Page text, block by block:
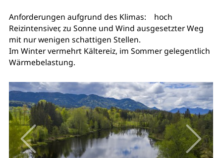
Anforderungen aufgrund des Klimas: hoch
Reizintensiver, zu Sonne und Wind ausgesetzter Weg
mit nur wenigen schattigen Stellen.
Im Winter vermehrt Kältereiz, im Sommer gelegentlich
Wärmebelastung.